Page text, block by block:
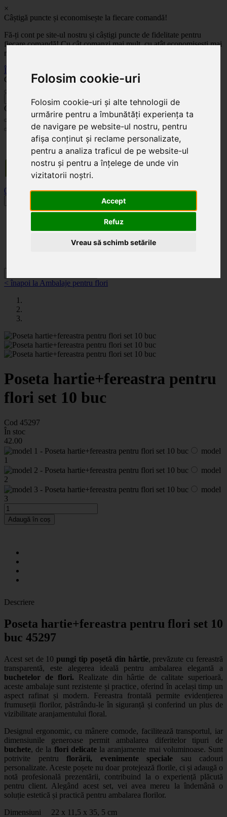
Folosim cookie-uri
Folosim cookie-uri și alte tehnologii de
urmărire pentru a îmbunătăți experiența ta
de navigare pe website-ul nostru, pentru
afișa conținut și reclame personalizate,
pentru a analiza traficul de pe website-ul
nostru și pentru a înțelege de unde vin
vizitatorii noștri.
Accept
Refuz
Vreau să schimb setările
×
Câștigă puncte și economisește la fiecare comandă!
Fă-ți cont pe site-ul nostru și câștigi puncte de fidelitate pentru
fiecare comandă! Cu cât comanzi mai mult, cu atât economisești mai
mult!
Înregistrează-te acum
Celoplast
Celoplast
Transportul este GRATUIT pentru comenzile mai mari de 350 Lei. Comanda minimă în
valoare de 100 Lei. Expediere în 1 - 2 zile lucrătoare.
0
< înapoi la Ambalaje pentru flori
Poseta hartie+fereastra pentru
flori set 10 buc
Cod 45297
În stoc
42.00
model
1
model
2
model
3
Adaugă în coș
Descriere
Poseta hartie+fereastra pentru flori set 10
buc 45297
Acest set de 10pungi tip poșetă din hârtie, prevăzute cu fereastră
transparentă, este alegerea ideală pentru ambalarea elegantă a
buchetelor de flori. Realizate din hârtie de calitate superioară,
aceste ambalaje sunt rezistente și practice, oferind în același timp un
aspect rafinat și modern. Fereastra frontală permite evidențierea
frumuseții florilor, păstrându-le în siguranță și conferind un plus de
vizibilitate aranjamentului floral.
Designul ergonomic, cu mânere comode, facilitează transportul, iar
dimensiunile generoase permit ambalarea diferitelor tipuri de
buchete, de la flori delicatela aranjamente mai voluminoase. Sunt
potrivite pentru florării, evenimente speciale sau cadouri
personalizate. Aceste poșete nu doar protejează florile, ci și adaugă o
notă profesională prezentării, contribuind la o experiență plăcută
pentru client. Alegând acest set, vei avea mereu la îndemână o
soluție estetică și practică pentru ambalarea florilor.
Dimensiuni 22 x 11,5 x 35, 5 cm